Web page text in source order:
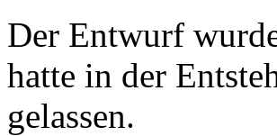
Der Entwurf
hatte in der
gelassen.